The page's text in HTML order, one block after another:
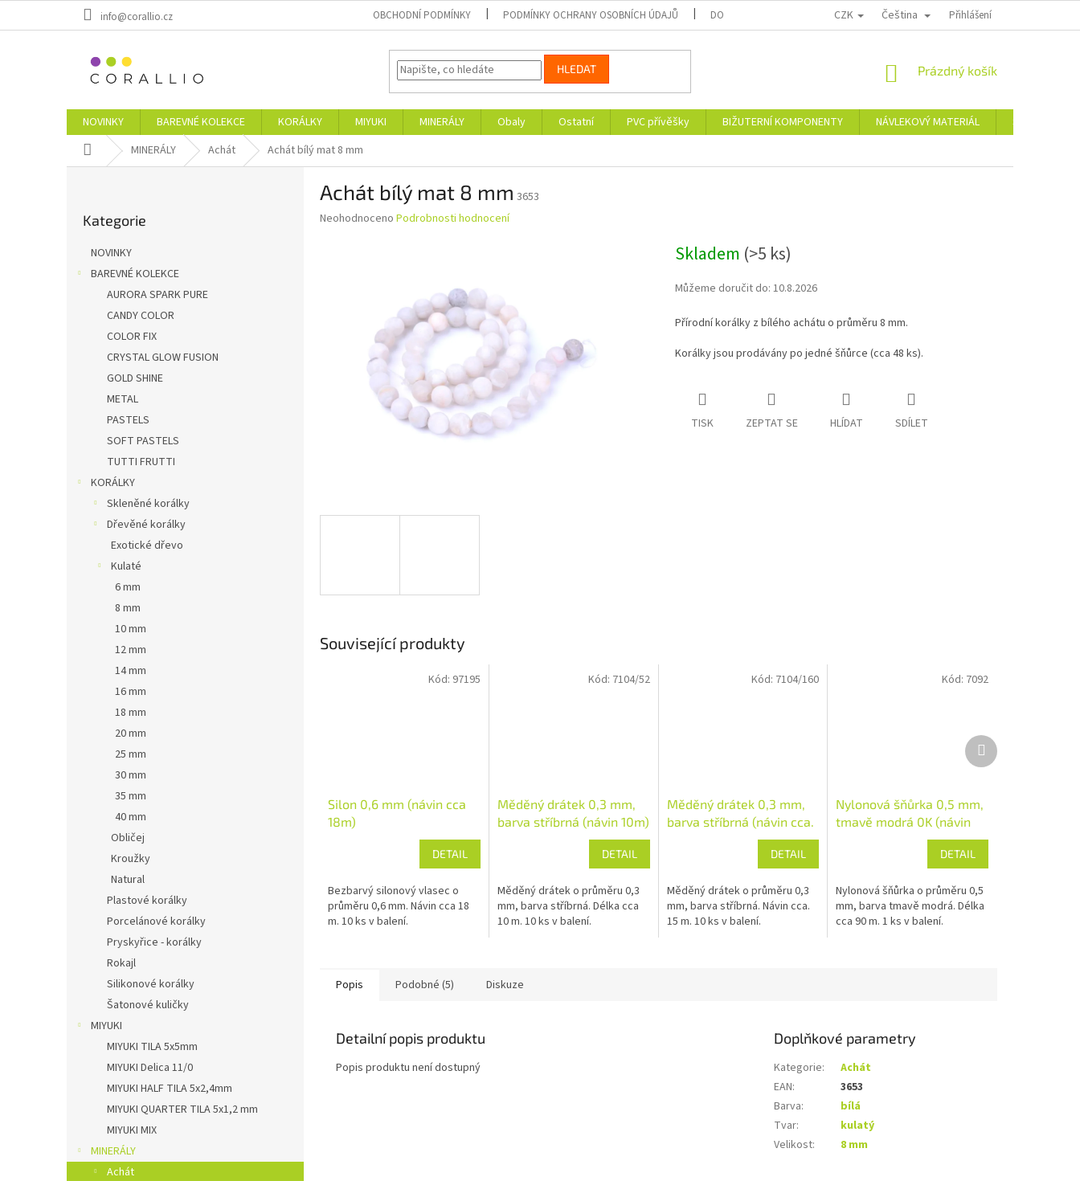
info@corallio.cz OBCHODNÍ PODMÍNKY PODMÍNKY OCHRANY OSOBNÍCH ÚDAJŮ DOPRAVA A PLATBA KONTAKTY REKLAMAČNÍ ŘÁD
CZK Čeština Přihlášení
HLEDAT
NÁKUPNÍ
Prázdný košík
NOVINKY BAREVNÉ KOLEKCE KORÁLKY MIYUKI MINERÁLY Obaly Ostatní PVC přívěšky BIŽUTERNÍ KOMPONENTY NÁVLEKOVÝ MATERIÁL
Skleněné a
Domů MINERÁLY Achát Achát bílý mat 8 mm
kategorie
Kategorie
NOVINKY
BAREVNÉ KOLEKCE
AURORA SPARK PURE
CANDY COLOR
COLOR FIX
CRYSTAL GLOW FUSION
GOLD SHINE
METAL
PASTELS
SOFT PASTELS
TUTTI FRUTTI
KORÁLKY
Skleněné korálky
Dřevěné korálky
Exotické dřevo
Kulaté
6 mm
8 mm
10 mm
12 mm
14 mm
16 mm
18 mm
20 mm
25 mm
30 mm
35 mm
40 mm
Obličej
Kroužky
Natural
Plastové korálky
Porcelánové korálky
Pryskyřice - korálky
Rokajl
Silikonové korálky
Šatonové kuličky
MIYUKI
MIYUKI TILA 5x5mm
MIYUKI Delica 11/0
MIYUKI HALF TILA 5x2,4mm
MIYUKI QUARTER TILA 5x1,2 mm
MIYUKI MIX
MINERÁLY
Achát
Achát bílý mat 8 mm 3653
Průměrné
Neohodnoceno Podrobnosti hodnocení
Skladem (>5 ks)
Můžeme doručit do: 10.8.2026
Přírodní korálky z bílého achátu o průměru 8 mm.
Korálky jsou prodávány po jedné šňůrce (cca 48 ks).
TISK ZEPTAT SE HLÍDAT SDÍLET
Související produkty
Silon 0,6 mm (návin cca
18m)
DETAIL
Bezbarvý silonový vlasec o
průměru 0,6 mm. Návin cca 18
m. 10 ks v balení.
Kód: 97195
Měděný drátek 0,3 mm,
barva stříbrná (návin 10m)
DETAIL
Měděný drátek o průměru 0,3
mm, barva stříbrná. Délka cca
10 m. 10 ks v balení.
Kód: 7104/52
Měděný drátek 0,3 mm,
barva stříbrná (návin cca.
DETAIL
Měděný drátek o průměru 0,3
mm, barva stříbrná. Návin cca.
15 m. 10 ks v balení.
Kód: 7104/160
Nylonová šňůrka 0,5 mm,
tmavě modrá 0K (návin
DETAIL
Nylonová šňůrka o průměru 0,5
mm, barva tmavě modrá. Délka
cca 90 m. 1 ks v balení.
Kód: 7092
Další
produkt
Popis Podobné (5) Diskuze
Detailní popis produktu
Popis produktu není dostupný
Doplňkové parametry
Kategorie:
Achát
EAN:
3653
Barva:
bílá
Tvar:
kulatý
Velikost: 8 mm